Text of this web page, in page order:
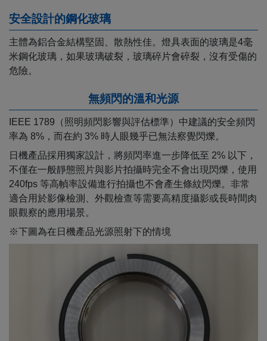
安全設計的鋼化玻璃
主體為鋁合金結構堅固、散熱性佳。燈具表面的玻璃是4毫
米鋼化玻璃，如果玻璃破裂，玻璃碎片會碎裂，沒有受傷的
危險。
無頻閃的溫和光源
IEEE 1789（照明頻閃影響與評估標準）中建議的安全頻閃
率為 8%，而在約 3% 時人眼幾乎已無法察覺閃爍。
日機產品採用獨家設計，將頻閃率進一步降低至 2% 以下，
不僅在一般靜態照片與影片拍攝時完全不會出現閃爍，使用
240fps 等高幀率設備進行拍攝也不會產生條紋閃爍。非常
適合用於影像檢測、外觀檢查等需要高精度攝影或長時間肉
眼觀察的應用場景。
※下圖為在日機產品光源照射下的情境